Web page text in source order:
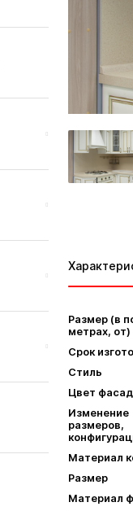
Размер (в
метрах, от)
Срок
Стиль
Цвет
Изменение
размеров,
Материал
Размер
Материал